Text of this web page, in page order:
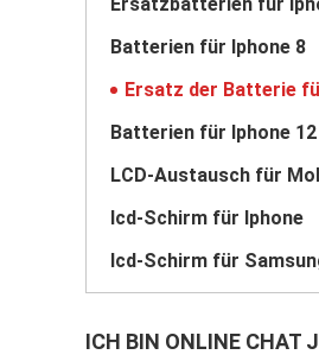
Batterien für Iphone 8
Batterien für Iphone 12
LCD-Austausch für
lcd-Schirm für Iphone
lcd-Schirm für
ICH BIN ONLINE CHAT